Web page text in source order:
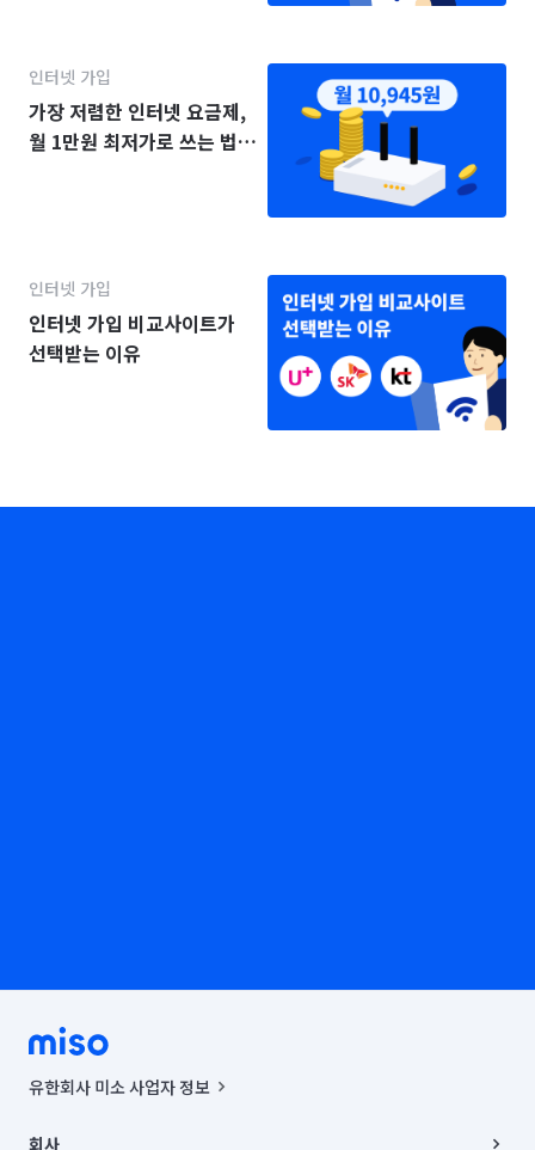
인터넷 가입
가장 저렴한 인터넷 요금제,
월 1만원 최저가로 쓰는 법
인터넷 가입
인터넷 가입 비교사이트가
선택받는 이유
유한회사 미소 사업자 정보
00019 |
회사